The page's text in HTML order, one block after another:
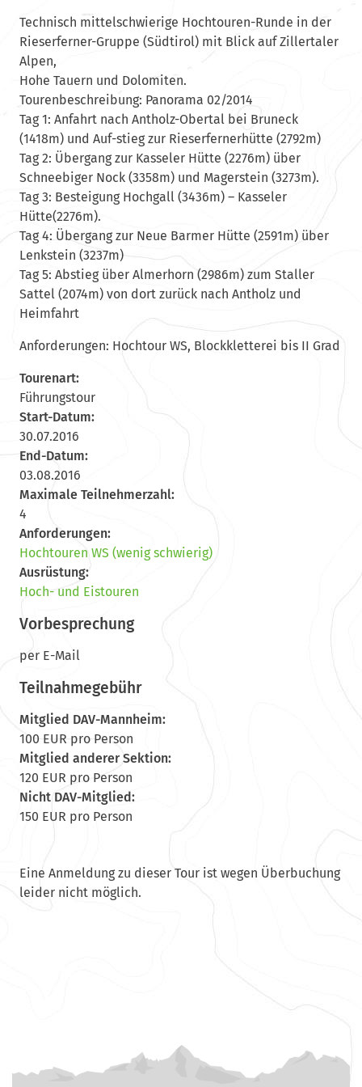
Technisch mittelschwierige Hochtouren-Runde in der
Rieserferner-Gruppe (Südtirol) mit Blick auf Zillertaler
Alpen,
Hohe Tauern und Dolomiten.
Tourenbeschreibung: Panorama 02/2014
Tag 1: Anfahrt nach Antholz-Obertal bei Bruneck
(1418m) und Auf-stieg zur Rieserfernerhütte (2792m)
Tag 2: Übergang zur Kasseler Hütte (2276m) über
Schneebiger Nock (3358m) und Magerstein (3273m).
Tag 3: Besteigung Hochgall (3436m) – Kasseler
Hütte(2276m).
Tag 4: Übergang zur Neue Barmer Hütte (2591m) über
Lenkstein (3237m)
Tag 5: Abstieg über Almerhorn (2986m) zum Staller
Sattel (2074m) von dort zurück nach Antholz und
Heimfahrt
Anforderungen: Hochtour WS, Blockkletterei bis II Grad
Tourenart:
Führungstour
Start-Datum:
30.07.2016
End-Datum:
03.08.2016
Maximale Teilnehmerzahl:
4
Anforderungen:
Hochtouren WS (wenig schwierig)
Ausrüstung:
Hoch- und Eistouren
Vorbesprechung
per E-Mail
Teilnahmegebühr
Mitglied DAV-Mannheim:
100 EUR pro Person
Mitglied anderer Sektion:
120 EUR pro Person
Nicht DAV-Mitglied:
150 EUR pro Person
Eine Anmeldung zu dieser Tour ist wegen Überbuchung
leider nicht möglich.